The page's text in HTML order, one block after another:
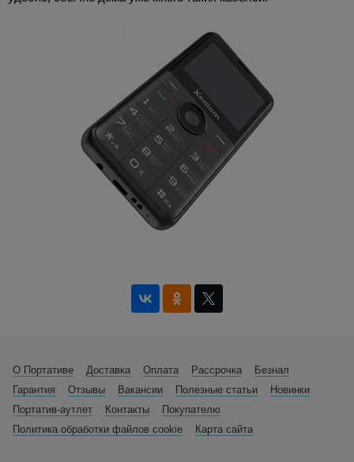
О Портативе Доставка Оплата Рассрочка
Безнал
Гарантия
Отзывы Вакансии Полезные статьи
Новинки
Портатив-аутлет
Контакты
Покупателю
Политика обработки файлов cookie
Карта сайта